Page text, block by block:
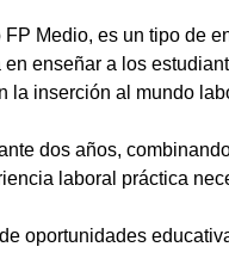
Medio, es un tipo de
enseñar a los
la inserción al mundo
dos años,
laboral práctica
oportunidades